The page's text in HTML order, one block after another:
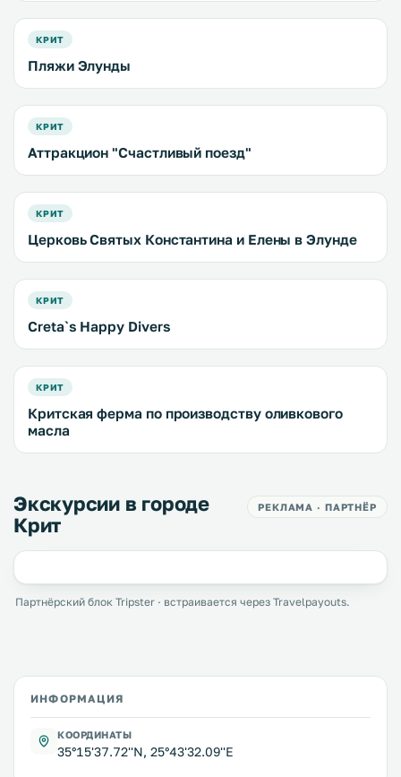
КРИТ
Пляжи Элунды
КРИТ
Аттракцион "Счастливый поезд"
КРИТ
Церковь Святых Константина и Елены в Элунде
КРИТ
Creta`s Happy Divers
КРИТ
Критская ферма по производству оливкового
масла
Экскурсии в городе
Крит
РЕКЛАМА · ПАРТНЁР
Партнёрский блок Tripster · встраивается через Travelpayouts.
ИНФОРМАЦИЯ
КООРДИНАТЫ
35°15'37.72''N, 25°43'32.09''E